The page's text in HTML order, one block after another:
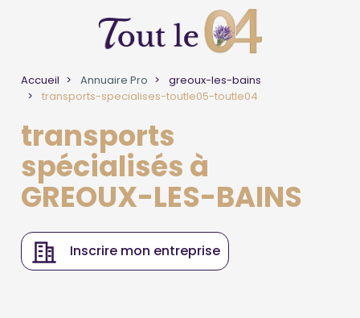
Accueil Annuaire Pro
greoux-les-bains
transports-specialises-toutle05-toutle04
transports
spécialisés à
GREOUX-LES-BAINS
Inscrire mon entreprise